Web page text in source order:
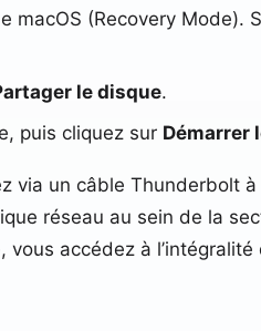
macOS (Recovery Mode).
le disque.
puis cliquez sur Démarrer
via un câble Thunderbolt
réseau au sein de la
accédez à l’intégralité